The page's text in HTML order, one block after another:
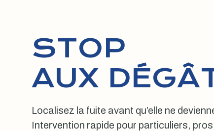
STOP
AUX
Localisez la fuite avant qu’elle ne
Intervention rapide pour particuliers,